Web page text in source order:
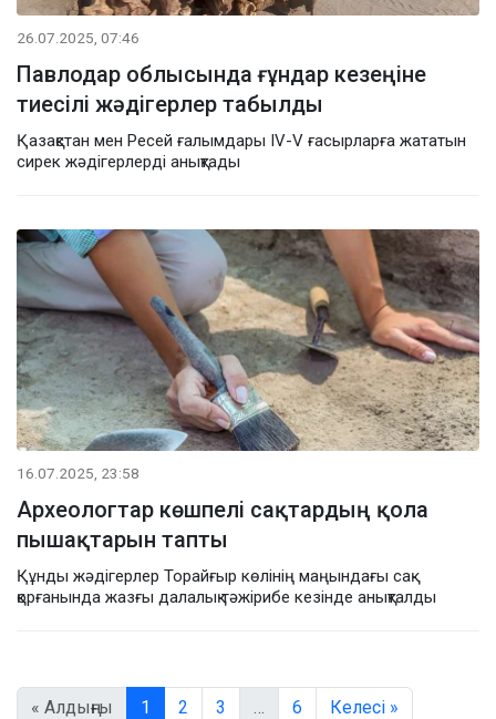
26.07.2025, 07:46
Павлодар облысында ғұндар кезеңіне
тиесілі жәдігерлер табылды
Қазақстан мен Ресей ғалымдары IV-V ғасырларға жататын
сирек жәдігерлерді анықтады
16.07.2025, 23:58
Археологтар көшпелі сақтардың қола
пышақтарын тапты
Құнды жәдігерлер Торайғыр көлінің маңындағы сақ
қорғанында жазғы далалық тәжірибе кезінде анықталды
« Алдыңғы 1 2 3 6 Келесі »